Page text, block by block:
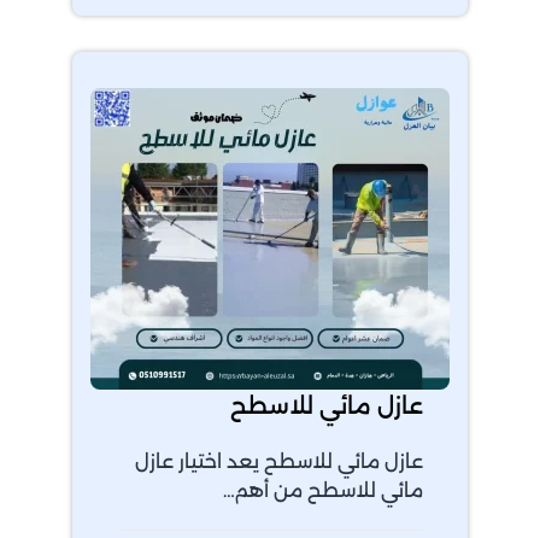
عازل مائي للاسطح
عازل مائي للاسطح يعد اختيار عازل
مائي للاسطح من أهم…